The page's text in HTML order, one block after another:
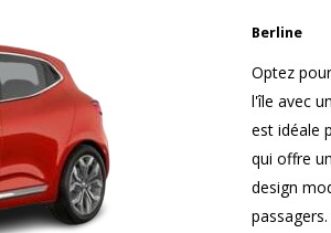
Berline
Optez
l'île avec
est idéale
qui offre
design